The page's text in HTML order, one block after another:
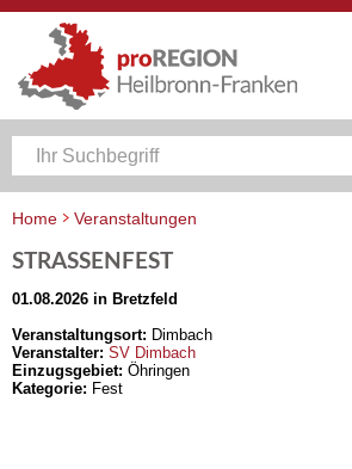
Home
Veranstaltungen
STRASSENFEST
01.08.2026 in Bretzfeld
Veranstaltungsort: Dimbach
Veranstalter: SV Dimbach
Einzugsgebiet: Öhringen
Kategorie: Fest